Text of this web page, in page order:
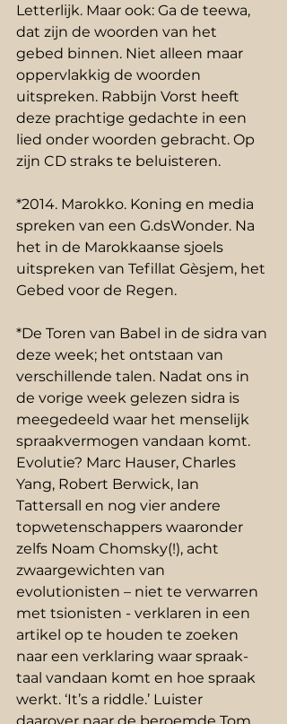
Letterlijk. Maar ook: Ga de teewa,
dat zijn de woorden van het
gebed binnen. Niet alleen maar
oppervlakkig de woorden
uitspreken. Rabbijn Vorst heeft
deze prachtige gedachte in een
lied onder woorden gebracht. Op
zijn CD straks te beluisteren.
*2014. Marokko. Koning en media
spreken van een G.dsWonder. Na
het in de Marokkaanse sjoels
uitspreken van Tefillat Gèsjem, het
Gebed voor de Regen.
*De Toren van Babel in de sidra van
deze week; het ontstaan van
verschillende talen. Nadat ons in
de vorige week gelezen sidra is
meegedeeld waar het menselijk
spraakvermogen vandaan komt.
Evolutie? Marc Hauser, Charles
Yang, Robert Berwick, Ian
Tattersall en nog vier andere
topwetenschappers waaronder
zelfs Noam Chomsky(!), acht
zwaargewichten van
evolutionisten – niet te verwarren
met tsionisten - verklaren in een
artikel op te houden te zoeken
naar een verklaring waar spraak-
taal vandaan komt en hoe spraak
werkt. ‘It’s a riddle.’ Luister